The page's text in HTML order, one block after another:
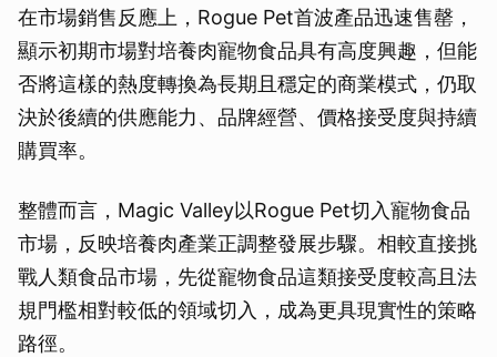
在市場銷售反應上，Rogue Pet首波產品迅速售罄，
顯示初期市場對培養肉寵物食品具有高度興趣，但能
否將這樣的熱度轉換為長期且穩定的商業模式，仍取
決於後續的供應能力、品牌經營、價格接受度與持續
購買率。
整體而言，Magic Valley以Rogue Pet切入寵物食品
市場，反映培養肉產業正調整發展步驟。相較直接挑
戰人類食品市場，先從寵物食品這類接受度較高且法
規門檻相對較低的領域切入，成為更具現實性的策略
路徑。